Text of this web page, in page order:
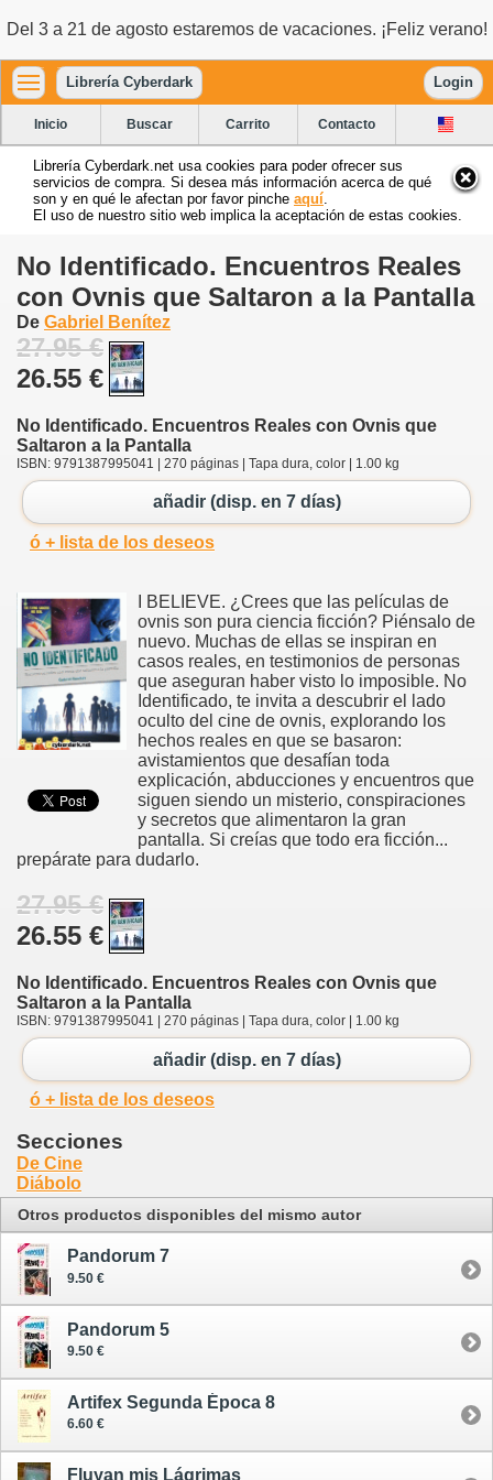
Del 3 a 21 de agosto estaremos de vacaciones. ¡Feliz verano!
Librería Cyberdark Login
Inicio Buscar Carrito Contacto
Librería Cyberdark.net usa cookies para poder ofrecer sus
servicios de compra. Si desea más información acerca de qué
son y en qué le afectan por favor pinche aquí
El uso de nuestro sitio web implica la aceptación de estas cookies.
No Identificado. Encuentros Reales
con Ovnis que Saltaron a la Pantalla
De Gabriel Benítez
27.95 €
26.55 €
No Identificado. Encuentros Reales con Ovnis que
Saltaron a la Pantalla
ISBN: 9791387995041 | 270 páginas | Tapa dura, color | 1.00 kg
añadir (disp. en 7 días)
ó + lista de los deseos
I BELIEVE. ¿Crees que las películas de
ovnis son pura ciencia ficción? Piénsalo de
nuevo. Muchas de ellas se inspiran en
casos reales, en testimonios de personas
que aseguran haber visto lo imposible. No
Identificado, te invita a descubrir el lado
oculto del cine de ovnis, explorando los
hechos reales en que se basaron:
avistamientos que desafían toda
explicación, abducciones y encuentros que
siguen siendo un misterio, conspiraciones
y secretos que alimentaron la gran
pantalla. Si creías que todo era ficción...
prepárate para dudarlo.
27.95 €
26.55 €
No Identificado. Encuentros Reales con Ovnis que
Saltaron a la Pantalla
ISBN: 9791387995041 | 270 páginas | Tapa dura, color | 1.00 kg
añadir (disp. en 7 días)
ó + lista de los deseos
Secciones
De Cine
Diábolo
Otros productos disponibles del mismo autor
Pandorum 7
9.50 €
Pandorum 5
9.50 €
Artifex Segunda Época 8
6.60 €
Fluyan mis Lágrimas